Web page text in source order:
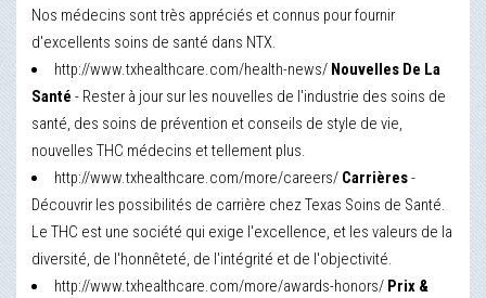
Nos médecins sont très appréciés et connus pour fournir
d'excellents soins de santé dans NTX.
http://www.txhealthcare.com/health-news/ Nouvelles De La
Santé - Rester à jour sur les nouvelles de l'industrie des soins de
santé, des soins de prévention et conseils de style de vie,
nouvelles THC médecins et tellement plus.
http://www.txhealthcare.com/more/careers/ Carrières-
Découvrir les possibilités de carrière chez Texas Soins de Santé.
Le THC est une société qui exige l'excellence, et les valeurs de la
diversité, de l'honnêteté, de l'intégrité et de l'objectivité.
http://www.txhealthcare.com/more/awards-honors/ Prix &